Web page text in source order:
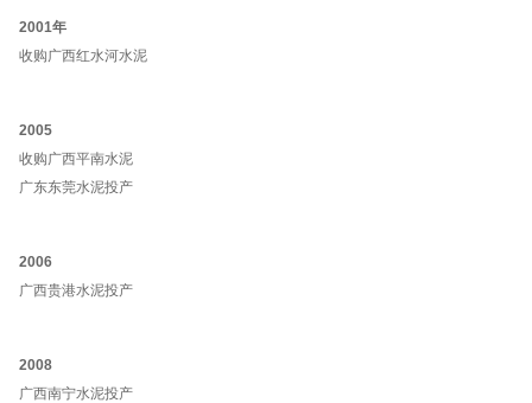
2001年
收购广西红水河水泥
2005
收购广西平南水泥
广东东莞水泥投产
2006
广西贵港水泥投产
2008
广西南宁水泥投产